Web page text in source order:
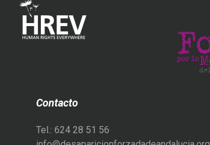
Contacto
Tel.: 624 28 51 56